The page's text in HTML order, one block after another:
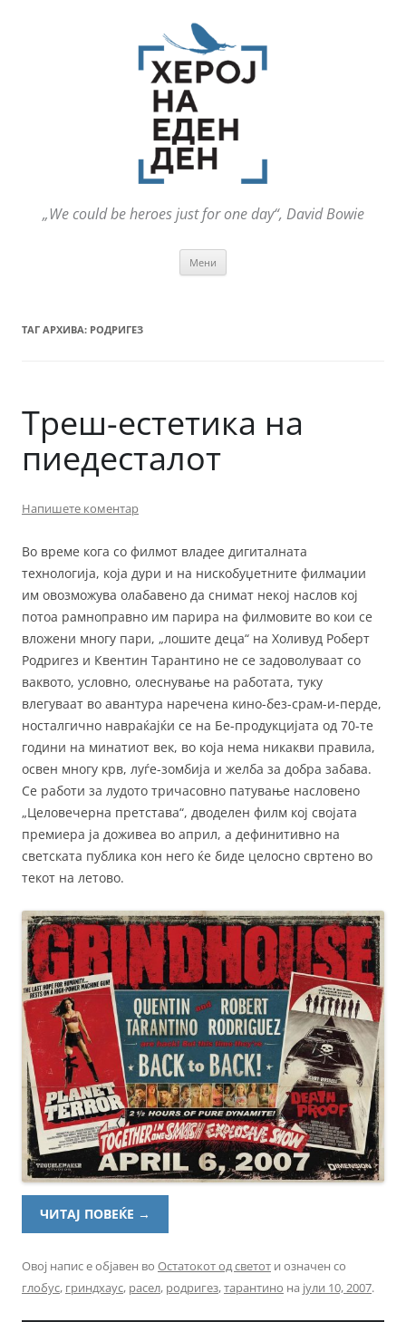
„We could be heroes just for one day“, David Bowie
Мени
ТАГ АРХИВА: РОДРИГЕЗ
Треш-естетика на
пиедесталот
Напишете коментар
Во време кога со филмот владее дигиталната
технологија, која дури и на нискобуџетните филмаџии
им овозможува олабавено да снимат некој наслов кој
потоа рамноправно им парира на филмовите во кои се
вложени многу пари, „лошите деца“ на Холивуд Роберт
Родригез и Квентин Тарантино не се задоволуваат со
ваквото, условно, олеснување на работата, туку
влегуваат во авантура наречена кино-без-срам-и-перде,
носталгично навраќајќи се на Бе-продукцијата од 70-те
години на минатиот век, во која нема никакви правила,
освен многу крв, луѓе-зомбија и желба за добра забава.
Се работи за лудото тричасовно патување насловено
„Целовечерна претстава“, дводелен филм кој својата
премиера ја доживеа во април, а дефинитивно на
светската публика кон него ќе биде целосно свртено во
текот на летово.
ЧИТАЈ ПОВЕЌЕ →
Овој напис е објавен во Остатокот од светот и означен со
глобус, гриндхаус, расел, родригез,тарантино на јули 10, 2007.